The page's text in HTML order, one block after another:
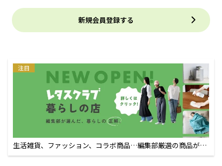
新規会員登録する
注目
生活雑貨、ファッション、コラボ商品…編集部厳選の商品が買
えるECサイト